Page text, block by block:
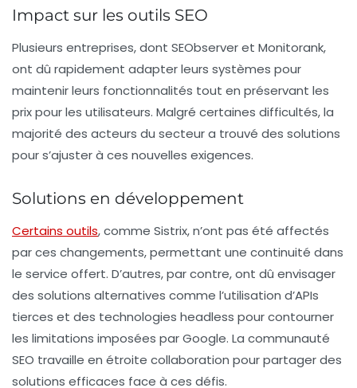
Impact sur les outils SEO
Plusieurs entreprises, dont SEObserveret Monitorank,
ont dû rapidement adapter leurs systèmes pour
maintenir leurs fonctionnalités tout en préservant les
prix pour les utilisateurs. Malgré certaines difficultés, la
majorité des acteurs du secteur a trouvé des solutions
pour s’ajuster à ces nouvelles exigences.
Solutions en développement
Certains outils, comme Sistrix, n’ont pas été affectés
par ces changements, permettant une continuité dans
le service offert. D’autres, par contre, ont dû envisager
des solutions alternatives comme l’utilisation d’APIs
tierces et des technologies headless pour contourner
les limitations imposées par Google. La communauté
SEO travaille en étroite collaboration pour partager des
solutions efficaces face à ces défis.